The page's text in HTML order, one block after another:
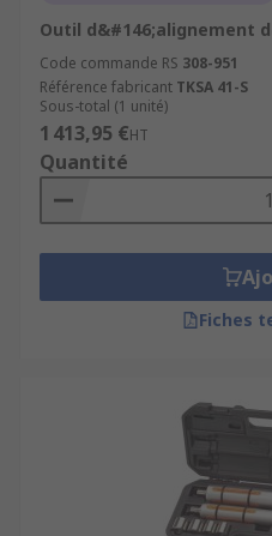
Outil d&#146;alignement
Code commande RS 308-951
Référence fabricant TKSA 41-S
Sous-total (1 unité)
1 413,95 €HT
Quantité
Fiches